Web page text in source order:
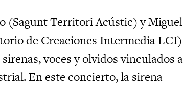
(Sagunt Territori Acústic) y Miguel
de Creaciones Intermedia LCI)
voces y olvidos vinculados
En este concierto, la sirena